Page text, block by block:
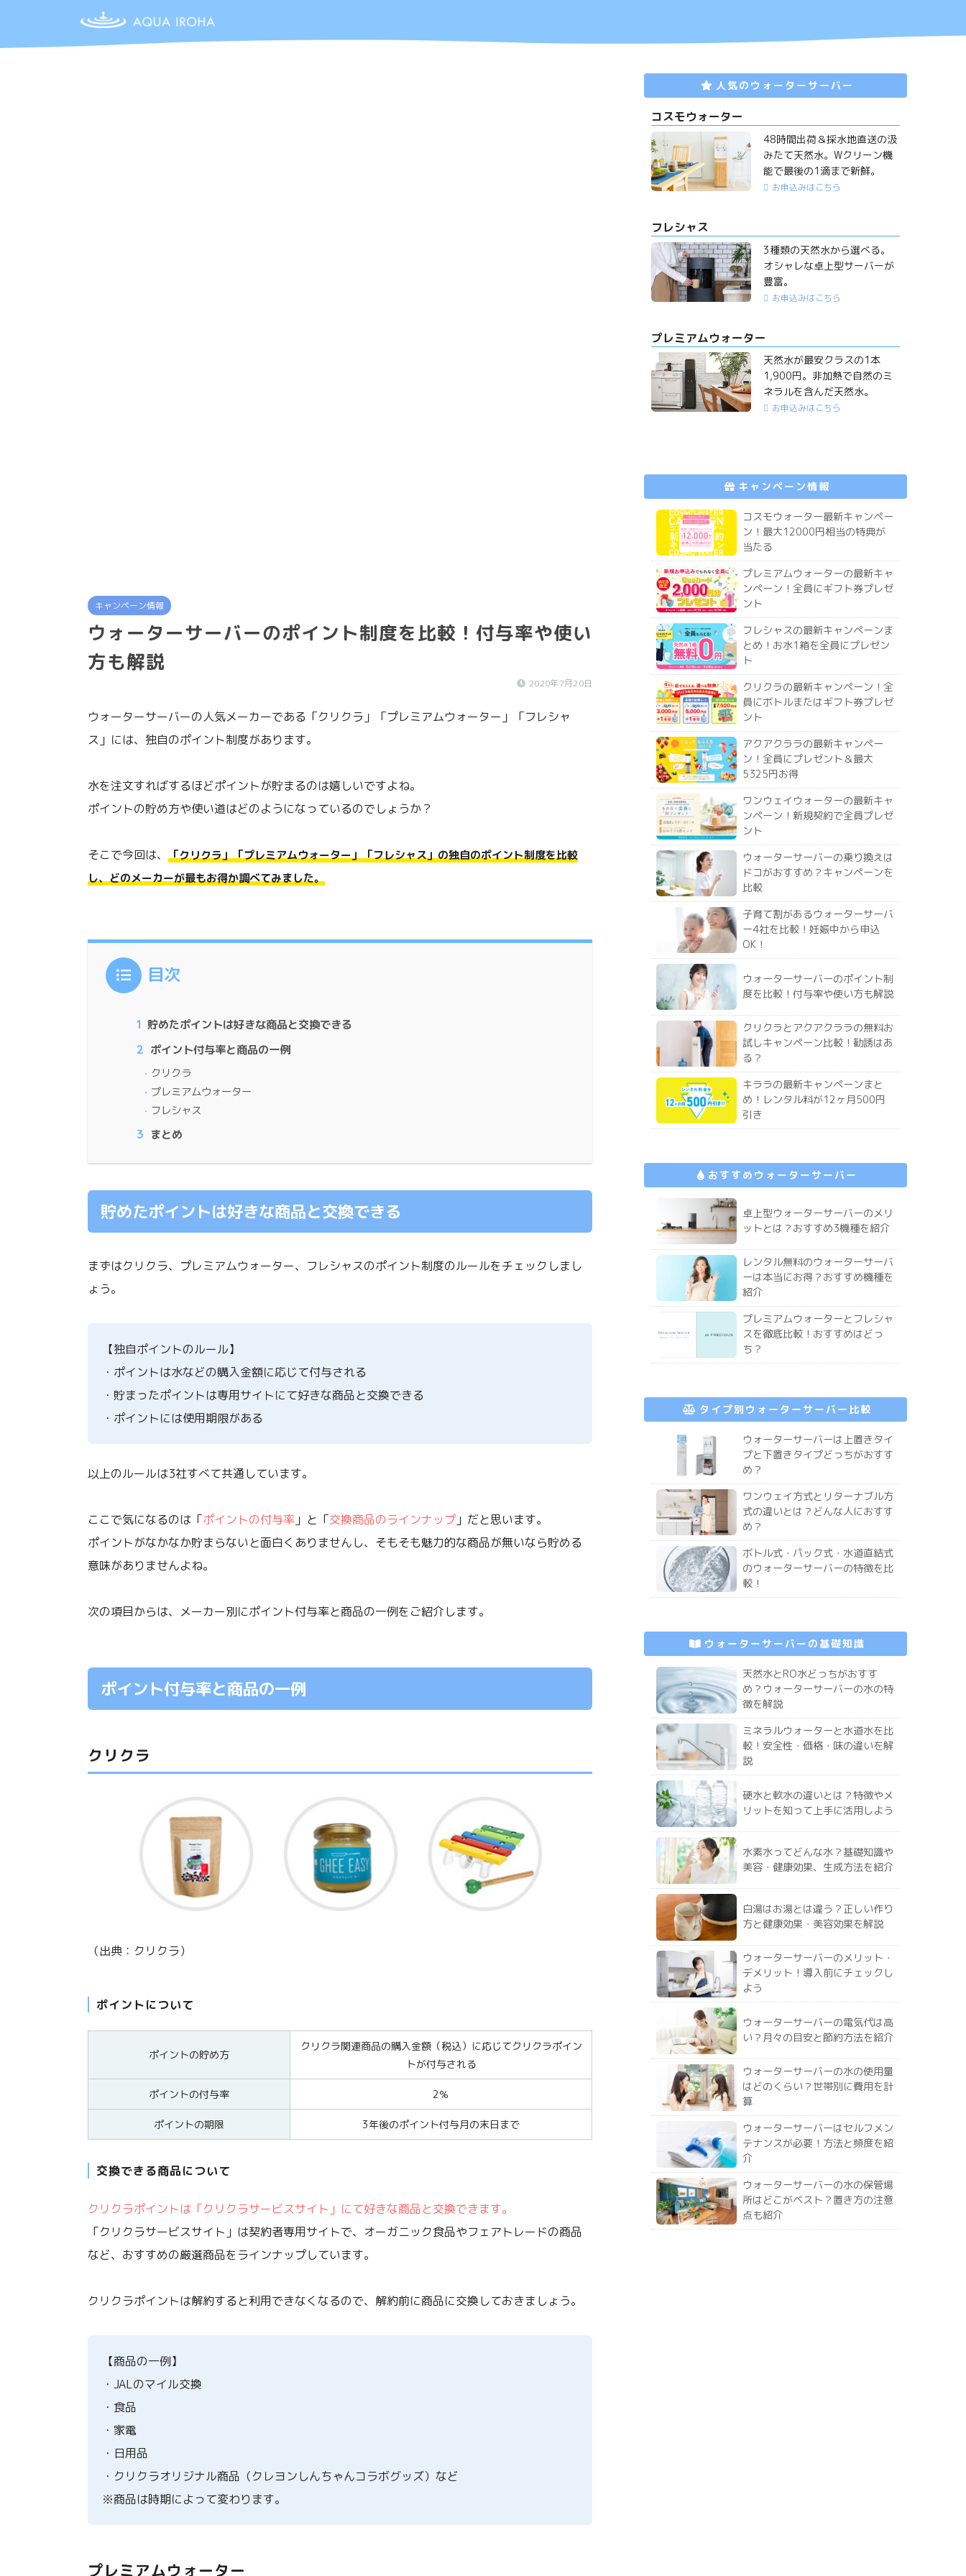
キャンペーン情報
ウォーターサーバーのポイント制度を比較！付与率や使い
方も解説
2020年7月20日
ウォーターサーバーの人気メーカーである「クリクラ」「プレミアムウォーター」「フレシャ
ス」には、独自のポイント制度があります。
水を注文すればするほどポイントが貯まるのは嬉しいですよね。
ポイントの貯め方や使い道はどのようになっているのでしょうか？
そこで今回は、 「クリクラ」「プレミアムウォーター」「フレシャス」の独自のポイント制度を比較
し、どのメーカーが最もお得か調べてみました。
目次
1 貯めたポイントは好きな商品と交換できる
2 ポイント付与率と商品の一例
クリクラ
プレミアムウォーター
フレシャス
3 まとめ
貯めたポイントは好きな商品と交換できる
まずはクリクラ、プレミアムウォーター、フレシャスのポイント制度のルールをチェックしまし
ょう。
【独自ポイントのルール】
・ポイントは水などの購入金額に応じて付与される
・貯まったポイントは専用サイトにて好きな商品と交換できる
・ポイントには使用期限がある
以上のルールは3社すべて共通しています。
ここで気になるのは「ポイントの付与率 」と「交換商品のラインナップ 」だと思います。
ポイントがなかなか貯まらないと面白くありませんし、そもそも魅力的な商品が無いなら貯める
意味がありませんよね。
次の項目からは、メーカー別にポイント付与率と商品の一例をご紹介します。
ポイント付与率と商品の一例
クリクラ
（出典：クリクラ）
ポイントについて
ポイントの貯め方
クリクラ関連商品の購入金額（税込）に応じてクリクラポイン
トが付与される
ポイントの付与率 2％
ポイントの期限 3年後のポイント付与月の末日まで
交換できる商品について
クリクラポイントは「クリクラサービスサイト」にて好きな商品と交換できます。
「クリクラサービスサイト」は契約者専用サイトで、オーガニック食品やフェアトレードの商品
など、おすすめの厳選商品をラインナップしています。
クリクラポイントは解約すると利用できなくなるので、解約前に商品に交換しておきましょう。
【商品の一例】
・JALのマイル交換
・食品
・家電
・日用品
・クリクラオリジナル商品（クレヨンしんちゃんコラボグッズ）など
※商品は時期によって変わります。
プレミアムウォーター
人気のウォーターサーバー
コスモウォーター
48時間出荷＆採水地直送の汲
みたて天然水。Wクリーン機
能で最後の1滴まで新鮮。
お申込みはこちら
フレシャス
3種類の天然水から選べる。
オシャレな卓上型サーバーが
豊富。
お申込みはこちら
プレミアムウォーター
天然水が最安クラスの1本
1,900円。非加熱で自然のミ
ネラルを含んだ天然水。
お申込みはこちら
キャンペーン情報
コスモウォーター最新キャンペー
ン！最大12000円相当の特典が
当たる
プレミアムウォーターの最新キャ
ンペーン！全員にギフト券プレゼ
ント
フレシャスの最新キャンペーンま
とめ！お水1箱を全員にプレゼン
ト
クリクラの最新キャンペーン！全
員にボトルまたはギフト券プレゼ
ント
アクアクララの最新キャンペー
ン！全員にプレゼント＆最大
5325円お得
ワンウェイウォーターの最新キャ
ンペーン！新規契約で全員プレゼ
ント
ウォーターサーバーの乗り換えは
ドコがおすすめ？キャンペーンを
比較
子育て割があるウォーターサーバ
ー4社を比較！妊娠中から申込
OK！
ウォーターサーバーのポイント制
度を比較！付与率や使い方も解説
クリクラとアクアクララの無料お
試しキャンペーン比較！勧誘はあ
る？
キララの最新キャンペーンまと
め！レンタル料が12ヶ月500円
引き
おすすめウォーターサーバー
卓上型ウォーターサーバーのメリ
ットとは？おすすめ3機種を紹介
レンタル無料のウォーターサーバ
ーは本当にお得？おすすめ機種を
紹介
プレミアムウォーターとフレシャ
スを徹底比較！おすすめはどっ
ち？
タイプ別ウォーターサーバー比較
ウォーターサーバーは上置きタイ
プと下置きタイプどっちがおすす
め？
ワンウェイ方式とリターナブル方
式の違いとは？どんな人におすす
め？
ボトル式・パック式・水道直結式
のウォーターサーバーの特徴を比
較！
ウォーターサーバーの基礎知識
天然水とRO水どっちがおすす
め？ウォーターサーバーの水の特
徴を解説
ミネラルウォーターと水道水を比
較！安全性・価格・味の違いを解
説
硬水と軟水の違いとは？特徴やメ
リットを知って上手に活用しよう
水素水ってどんな水？基礎知識や
美容・健康効果、生成方法を紹介
白湯はお湯とは違う？正しい作り
方と健康効果・美容効果を解説
ウォーターサーバーのメリット・
デメリット！導入前にチェックし
よう
ウォーターサーバーの電気代は高
い？月々の目安と節約方法を紹介
ウォーターサーバーの水の使用量
はどのくらい？世帯別に費用を計
算
ウォーターサーバーはセルフメン
テナンスが必要！方法と頻度を紹
介
ウォーターサーバーの水の保管場
所はどこがベスト？置き方の注意
点も紹介